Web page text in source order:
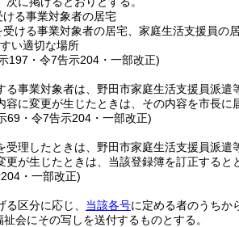
る事業対象者の居宅
ける事業対象者の居宅、家庭生活支援員の
い適切な場所
197・令7告示204・一部改正)
る事業対象者は、野田市家庭生活支援員派遣
容に変更が生じたときは、その内容を市長に
69・令7告示204・一部改正)
受理したときは、野田市家庭生活支援員派遣
更が生じたときは、当該登録簿を訂正すると
・一部改正)
る区分に応じ、 当該各号に定める者のうちか
会にその写しを送付するものとする。